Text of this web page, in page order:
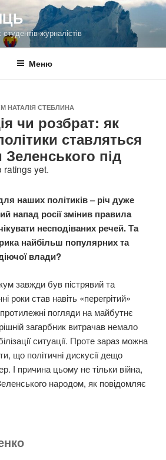
журналістів
Меню
НАТАЛІЯ СТЕБЛИНА
чи розбрат: як
ставляться
під
ratings yet.
наших політиків – річ дуже
напад росії змінив правила
несподіваних речей. Та
найбільш популярних та
влади?
завжди був пістрявий та
роки став навіть «перегрітий»
погляди на майбутнє
загарбник витрачав немало
ситуації. Проте зараз можна
що політичні дискусії дещо
І причина цьому не тільки війна,
народом, як повідомляє